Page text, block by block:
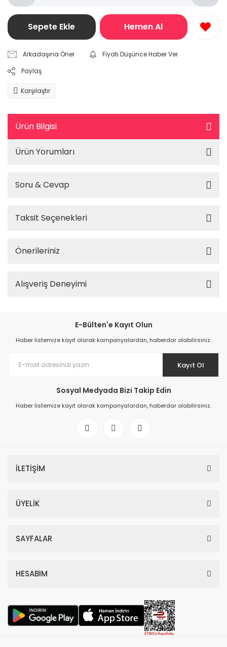
Sepete Ekle Hemen Al
Arkadaşına Öner
Fiyatı Düşünce Haber Ver
Paylaş
Karşılaştır
Ürün Bilgisi
Ürün Yorumları
Soru & Cevap
Taksit Seçenekleri
Önerileriniz
Alışveriş Deneyimi
E-Bülten'e Kayıt Olun
Haber listemize kayıt olarak kampanyalardan, haberdar olabilirsiniz.
Kayıt Ol
Sosyal Medyada Bizi Takip Edin
Haber listemize kayıt olarak kampanyalardan, haberdar olabilirsiniz.
İLETİŞİM
ÜYELİK
SAYFALAR
HESABIM